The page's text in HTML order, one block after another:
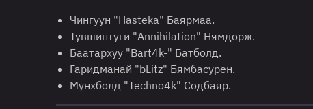
Чингуун "Hasteka" Баярмаа.
Тувшинтуги "Annihilation" Нямдорж.
Баатархуу "Bart4k-" Батболд.
Гаридманай "bLitz" Бямбасурен.
Мунхболд "Techno4k" Содбаяр.